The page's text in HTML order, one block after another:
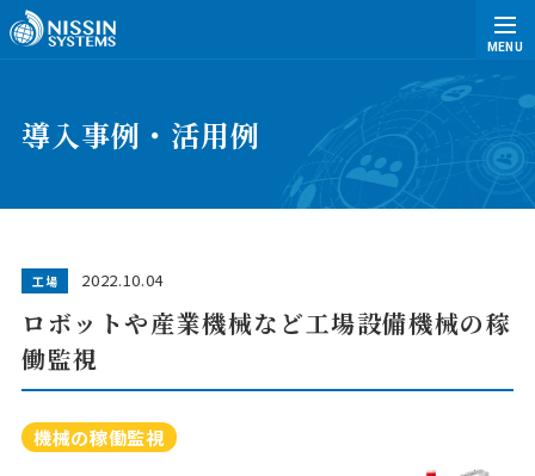
MENU
導入事例・活用例
工場 2022.10.04
ロボットや産業機械など工場設備機械の稼
働監視
機械の稼働監視